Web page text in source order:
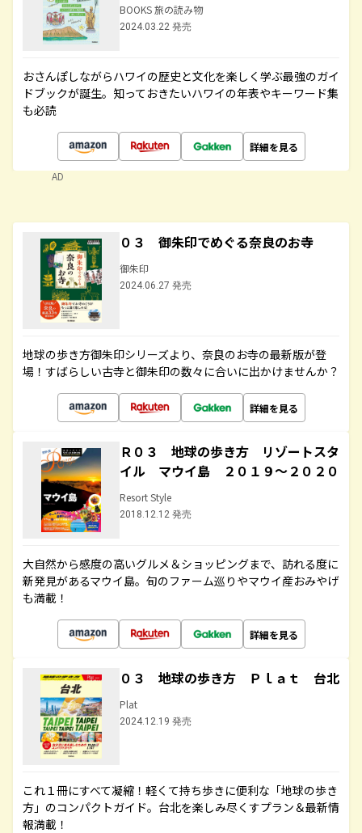
BOOKS 旅の読み物
2024.03.22 発売
おさんぽしながらハワイの歴史と文化を楽しく学ぶ最強のガイ
ドブックが誕生。知っておきたいハワイの年表やキーワード集
も必読
詳細を見る
AD
０３ 御朱印でめぐる奈良のお寺
御朱印
2024.06.27 発売
地球の歩き方御朱印シリーズより、奈良のお寺の最新版が登
場！すばらしい古寺と御朱印の数々に合いに出かけませんか？
詳細を見る
Ｒ０３ 地球の歩き方 リゾートスタ
イル マウイ島 ２０１９～２０２０
Resort Style
2018.12.12 発売
大自然から感度の高いグルメ＆ショッピングまで、訪れる度に
新発見があるマウイ島。旬のファーム巡りやマウイ産おみやげ
も満載！
詳細を見る
０３ 地球の歩き方 Ｐｌａｔ 台北
Plat
2024.12.19 発売
これ１冊にすべて凝縮！軽くて持ち歩きに便利な「地球の歩き
方」のコンパクトガイド。台北を楽しみ尽くすプラン＆最新情
報満載！